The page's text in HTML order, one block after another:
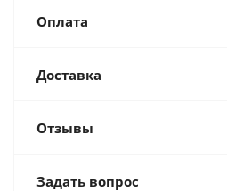
Оплата
Доставка
Отзывы
Задать вопрос